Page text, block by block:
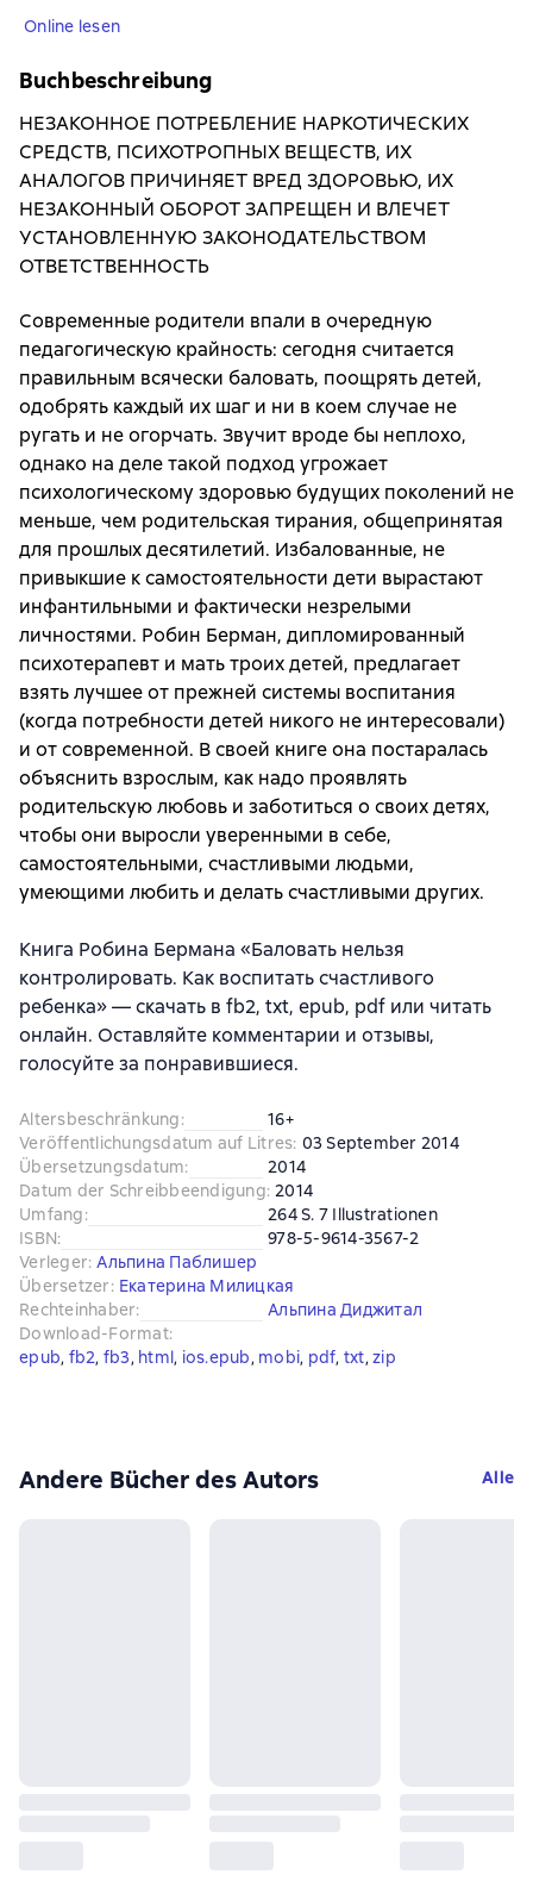
Online lesen
Buchbeschreibung
НЕЗАКОННОЕ ПОТРЕБЛЕНИЕ НАРКОТИЧЕСКИХ
СРЕДСТВ, ПСИХОТРОПНЫХ ВЕЩЕСТВ, ИХ
АНАЛОГОВ ПРИЧИНЯЕТ ВРЕД ЗДОРОВЬЮ, ИХ
НЕЗАКОННЫЙ ОБОРОТ ЗАПРЕЩЕН И ВЛЕЧЕТ
УСТАНОВЛЕННУЮ ЗАКОНОДАТЕЛЬСТВОМ
ОТВЕТСТВЕННОСТЬ
Современные родители впали в очередную
педагогическую крайность: сегодня считается
правильным всячески баловать, поощрять детей,
одобрять каждый их шаг и ни в коем случае не
ругать и не огорчать. Звучит вроде бы неплохо,
однако на деле такой подход угрожает
психологическому здоровью будущих поколений не
меньше, чем родительская тирания, общепринятая
для прошлых десятилетий. Избалованные, не
привыкшие к самостоятельности дети вырастают
инфантильными и фактически незрелыми
личностями. Робин Берман, дипломированный
психотерапевт и мать троих детей, предлагает
взять лучшее от прежней системы воспитания
(когда потребности детей никого не интересовали)
и от современной. В своей книге она постаралась
объяснить взрослым, как надо проявлять
родительскую любовь и заботиться о своих детях,
чтобы они выросли уверенными в себе,
самостоятельными, счастливыми людьми,
умеющими любить и делать счастливыми других.
Книга Робина Бермана «Баловать нельзя
контролировать. Как воспитать счастливого
ребенка» — скачать в fb2, txt, epub, pdf или читать
онлайн. Оставляйте комментарии и отзывы,
голосуйте за понравившиеся.
Altersbeschränkung:
16+
Veröffentlichungsdatum auf Litres: 03 September 2014
Übersetzungsdatum:
2014
Datum der Schreibbeendigung: 2014
Umfang:
264 S. 7 Illustrationen
ISBN:
978-5-9614-3567-2
Verleger: Альпина Паблишер
Übersetzer: Екатерина Милицкая
Rechteinhaber:
Альпина Диджитал
Download-Format:
epub, fb2, fb3, html, ios.epub, mobi, pdf, txt, zip
Andere Bücher des Autors Alle